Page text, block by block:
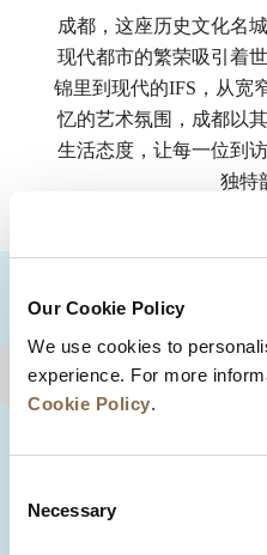
Our Cookie Policy
We use cookies to
experience. For more
Cookie Policy.
Selection
Necessary
成都，这座历史文化名
现代都市的繁荣吸引着
锦里到现代的IFS，从宽
忆的艺术氛围，成都以
生活态度，让每一位到
独特
目的地